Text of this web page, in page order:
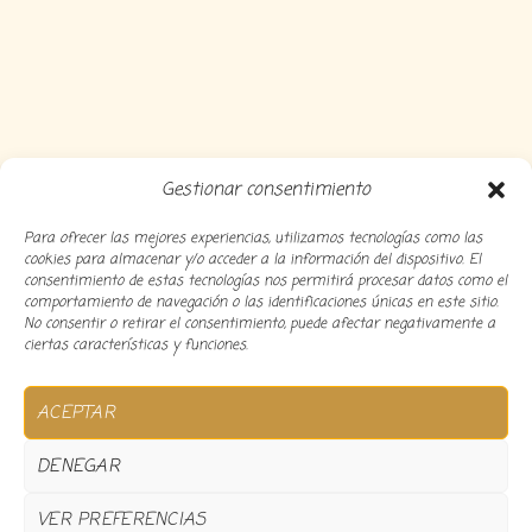
Gestionar consentimiento
Para ofrecer las mejores experiencias, utilizamos tecnologías como las
cookies para almacenar y/o acceder a la información del dispositivo. El
consentimiento de estas tecnologías nos permitirá procesar datos como el
comportamiento de navegación o las identificaciones únicas en este sitio.
No consentir o retirar el consentimiento, puede afectar negativamente a
ciertas características y funciones.
ACEPTAR
DENEGAR
VER PREFERENCIAS
Copyright 2024 Decocousiñas – Desarrollado por
informatico